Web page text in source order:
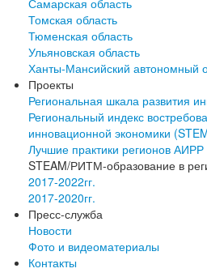
Томская область
Тюменская область
Ульяновская область
Ханты-Мансийский автономный
Проекты
Региональная шкала развития
Региональный индекс
инновационной экономики
Лучшие практики регионов АИРР
STEAM/РИТМ-образование в
2017-2022гг.
2017-2020гг.
Пресс-служба
Новости
Фото и видеоматериалы
Контакты